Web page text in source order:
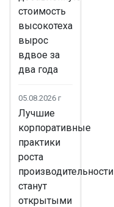
стоимость
высокотеха
вырос
вдвое за
два года
05.08.2026 г
Лучшие
корпоративные
практики
роста
производительности
станут
открытыми